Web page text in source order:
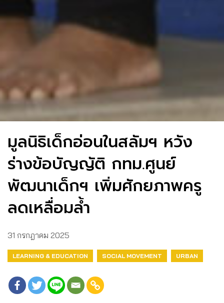
มูลนิธิเด็กอ่อนในสลัมฯ หวัง
ร่างข้อบัญญัติ กทม.ศูนย์
พัฒนาเด็กฯ เพิ่มศักยภาพครู
ลดเหลื่อมล้ำ
31 กรกฎาคม 2025
LEARNING & EDUCATION SOCIAL MOVEMENT URBAN